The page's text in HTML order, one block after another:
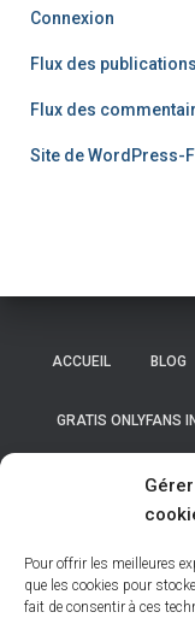
Pour offrir les meilleures
que les cookies pour
fait de consentir à ces
Connexion
Flux des publications
Flux des
Site de WordPress-
ACCUEIL BLOG
GRATIS ONLYFANS
LISTE